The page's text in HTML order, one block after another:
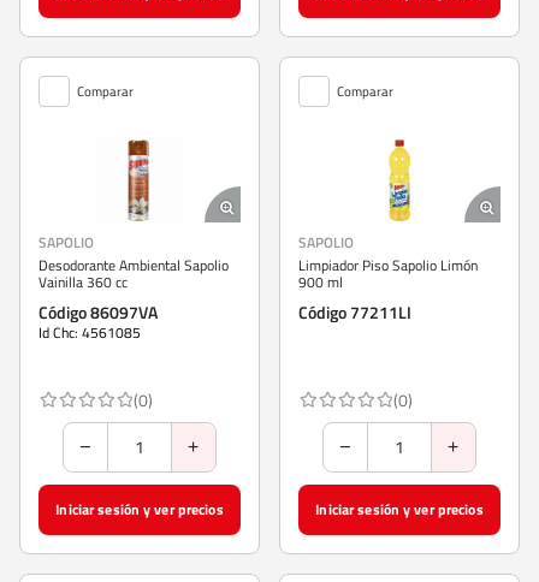
Comparar
SAPOLIO
Desodorante Ambiental Sapolio
Vainilla 360 cc
Código 86097VA
Id Chc: 4561085
(0)
Iniciar sesión y ver precios
Comparar
SAPOLIO
Limpiador Piso Sapolio Limón
900 ml
Código 77211LI
(0)
Iniciar sesión y ver precios